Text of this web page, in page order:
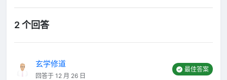
2 个回答
玄学修道
回答于 12 月 26 日
最佳答案